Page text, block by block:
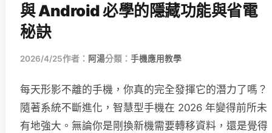
與 Android 必學的隱藏功能與省電
秘訣
2026/4/25作者： 阿湯分類： 手機應用教學
每天形影不離的手機，你真的完全發揮它的潛力了嗎？
隨著系統不斷進化，智慧型手機在 2026 年變得前所未
有地強大。無論你是剛換新機需要轉移資料，還是覺得